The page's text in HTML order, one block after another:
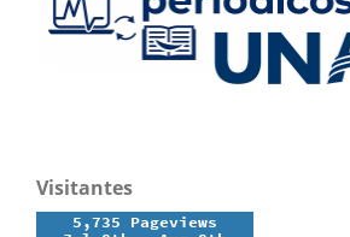
Visitantes